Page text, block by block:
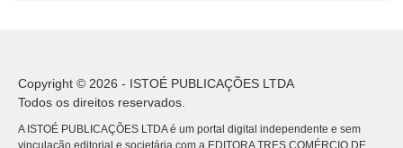
Copyright © 2026 - ISTOÉ PUBLICAÇÕES LTDA
Todos os direitos reservados.
A ISTOÉ PUBLICAÇÕES LTDA é um portal digital independente e sem
vinculação editorial e societária com a EDITORA TRES COMÉRCIO DE